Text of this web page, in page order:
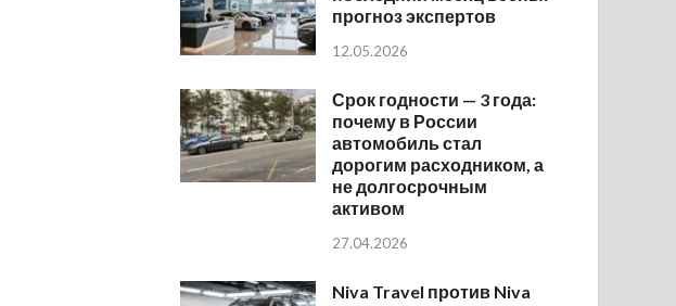
прогноз экспертов
12.05.2026
Срок годности — 3 года:
почему в России
автомобиль стал
дорогим расходником, а
не долгосрочным
активом
27.04.2026
Niva Travel против Niva